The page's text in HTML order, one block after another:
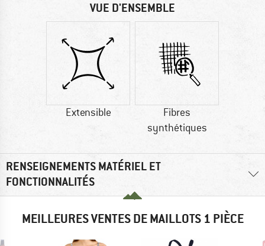
VUE D'ENSEMBLE
Extensible
Fibres
synthétiques
RENSEIGNEMENTS MATÉRIEL ET
FONCTIONNALITÉS
MEILLEURES VENTES DE MAILLOTS 1 PIÈCE